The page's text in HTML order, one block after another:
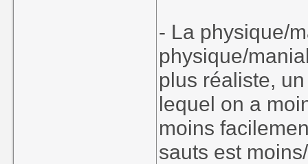
- La physique/
physique/
plus réaliste,
lequel on a
moins
sauts est